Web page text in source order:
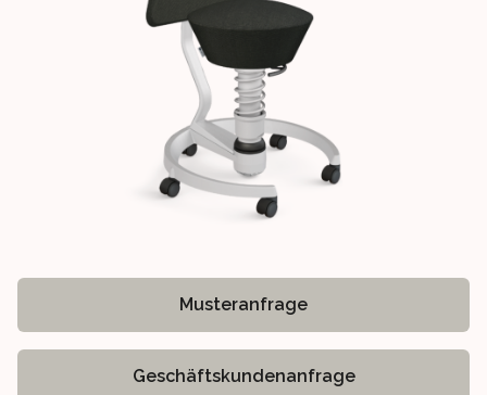
Musteranfrage
Geschäftskundenanfrage